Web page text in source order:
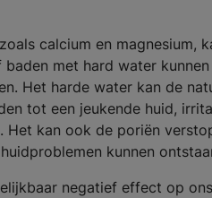
calcium en magnesium,
met hard water
Het harde water kan de
tot een jeukende huid,
kan ook de poriën
kunnen
negatief effect op